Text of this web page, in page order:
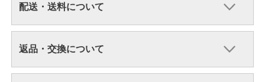
配送・送料について
返品・交換について